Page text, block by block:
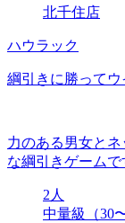
北千住店
ハウラック
綱引きに勝ってウ
力のある男女と
な綱引きゲームで
2人
中量級（30